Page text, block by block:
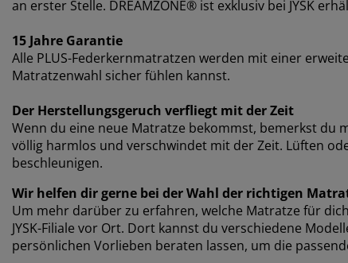
an erster Stelle. DREAMZONE® ist exklusiv bei JYSK
15 Jahre Garantie
Alle PLUS-Federkernmatratzen werden mit einer
Matratzenwahl sicher fühlen kannst.
Der Herstellungsgeruch verfliegt mit der Zeit
Wenn du eine neue Matratze bekommst, bemerkst du
völlig harmlos und verschwindet mit der Zeit. Lüften
beschleunigen.
Wir helfen dir gerne bei der Wahl der richtigen
Um mehr darüber zu erfahren, welche Matratze für
JYSK-Filiale vor Ort. Dort kannst du verschiedene
persönlichen Vorlieben beraten lassen, um die